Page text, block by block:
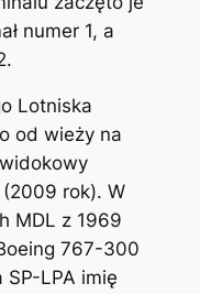
numer 1, a
Lotniska
od wieży na
rok). W
MDL z 1969
767-300
LPA imię